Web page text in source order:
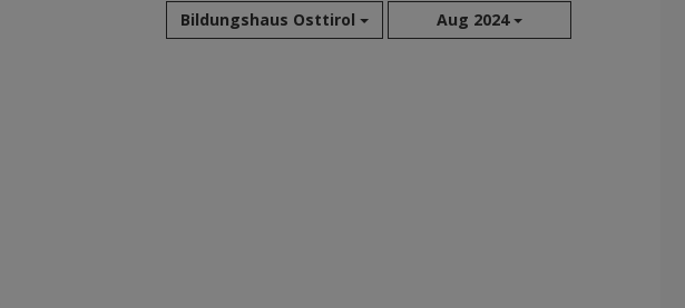
Bildungshaus Osttirol Aug 2024